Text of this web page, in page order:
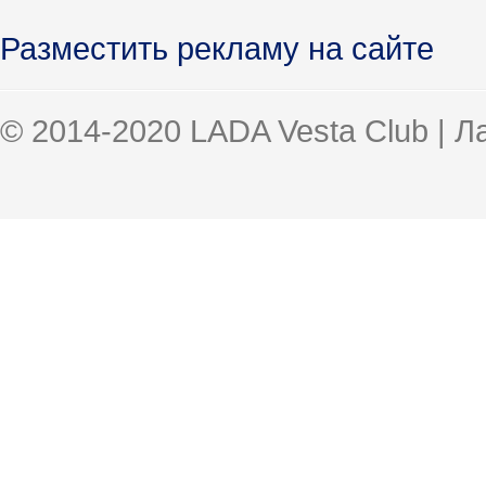
Разместить рекламу на сайте
© 2014-2020 LADA Vesta Club |